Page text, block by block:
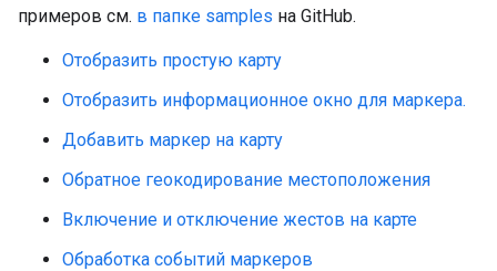
примеров см. в папке samples на GitHub.
Отобразить простую карту
Отобразить информационное окно для маркера.
Добавить маркер на карту
Обратное геокодирование местоположения
Включение и отключение жестов на карте
Обработка событий маркеров